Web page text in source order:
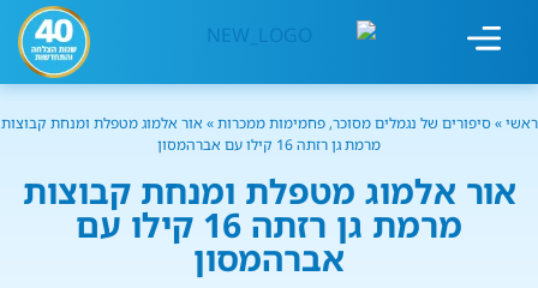
ראשי» סיפורים של נגמלים מסוכר, פחמימות ממכרות» אור אלמוג מטפלת ומנחת קבוצות
מרמת גן רזתה 16 קילו עם אברהמסון
אור אלמוג מטפלת ומנחת קבוצות
מרמת גן רזתה 16 קילו עם
אברהמסון